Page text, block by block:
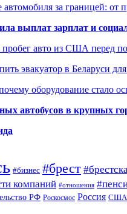
за границей: от
выплат зарплат и
авто из США перед
эвакуатор в Беларуси для
оборудование стало
автобусов в крупных
#бизнес #брест
компаний #отношения
РФ Роскосмос Россия США